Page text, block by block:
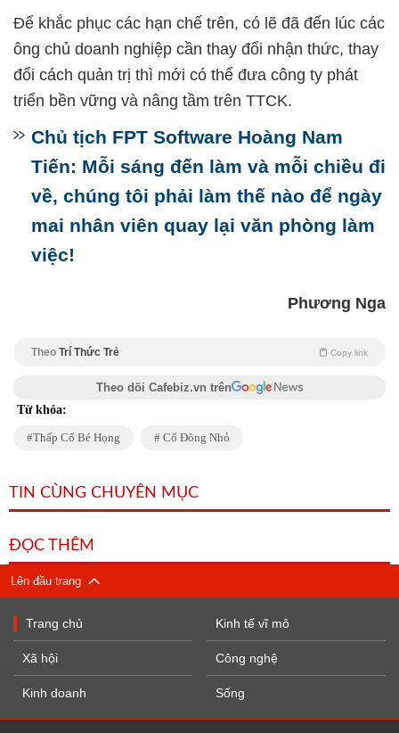
Để khắc phục các hạn chế trên, có lẽ đã đến lúc các
ông chủ doanh nghiệp cần thay đổi nhận thức, thay
đổi cách quản trị thì mới có thể đưa công ty phát
triển bền vững và nâng tầm trên TTCK.
Chủ tịch FPT Software Hoàng Nam
Tiến: Mỗi sáng đến làm và mỗi chiều đi
về, chúng tôi phải làm thế nào để ngày
mai nhân viên quay lại văn phòng làm
việc!
Phương Nga
Theo Trí Thức Trẻ Copy link
Theo dõi Cafebiz.vn trên
Từ khóa:
Thấp Cổ Bé Họng Cổ Đông Nhỏ
TIN CÙNG CHUYÊN MỤC
ĐỌC THÊM
Lên đầu trang
Trang chủ
Xã hội
Kinh doanh
Kinh tế vĩ mô
Công nghệ
Sống